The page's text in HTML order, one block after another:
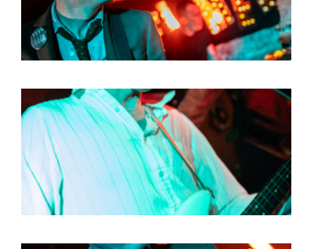
PHOTOSNEWSINFOWEBSHOP